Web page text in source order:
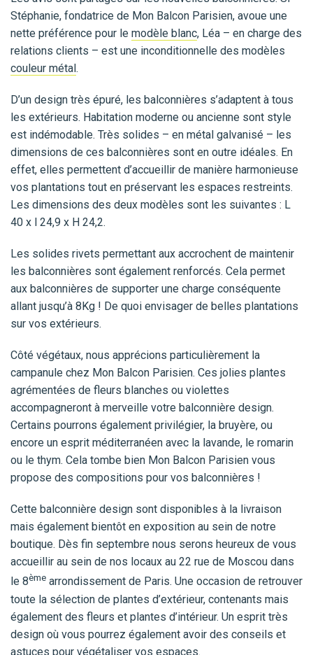
Stéphanie, fondatrice de Mon Balcon Parisien, avoue une
nette préférence pour le modèle blanc, Léa – en charge des
relations clients – est une inconditionnelle des modèles
couleur métal .
D’un design très épuré, les balconnières s’adaptent à tous
les extérieurs. Habitation moderne ou ancienne sont style
est indémodable. Très solides – en métal galvanisé – les
dimensions de ces balconnières sont en outre idéales. En
effet, elles permettent d’accueillir de manière harmonieuse
vos plantations tout en préservant les espaces restreints.
Les dimensions des deux modèles sont les suivantes : L
40 x l 24,9 x H 24,2.
Les solides rivets permettant aux accrochent de maintenir
les balconnières sont également renforcés. Cela permet
aux balconnières de supporter une charge conséquente
allant jusqu’à 8Kg ! De quoi envisager de belles plantations
sur vos extérieurs.
Côté végétaux, nous apprécions particulièrement la
campanule chez Mon Balcon Parisien. Ces jolies plantes
agrémentées de fleurs blanches ou violettes
accompagneront à merveille votre balconnière design.
Certains pourrons également privilégier, la bruyère, ou
encore un esprit méditerranéen avec la lavande, le romarin
ou le thym. Cela tombe bien Mon Balcon Parisien vous
propose des compositions pour vos balconnières !
Cette balconnière design sont disponibles à la livraison
mais également bientôt en exposition au sein de notre
boutique. Dès fin septembre nous serons heureux de vous
accueillir au sein de nos locaux au 22 rue de Moscou dans
le 8ème arrondissement de Paris. Une occasion de retrouver
toute la sélection de plantes d’extérieur, contenants mais
également des fleurs et plantes d’intérieur. Un esprit très
design où vous pourrez également avoir des conseils et
astuces pour végétaliser vos espaces.